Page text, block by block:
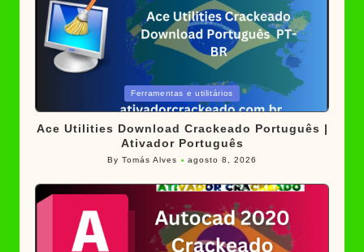
in
Ferramentas e utilitários
Ace Utilities Download Crackeado Português |
Ativador Português
Posted
ByTomás Alves agosto 8, 2026